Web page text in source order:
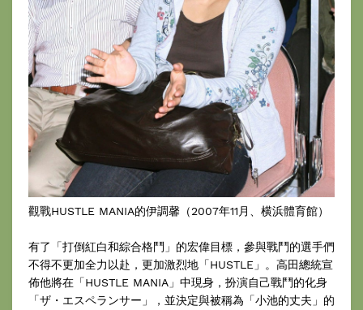
觀戰HUSTLE MANIA的伊調馨（2007年11月、横浜體育館）
有了「打倒紅白和綜合格鬥」的宏偉目標，參與戰鬥的選手們
不得不更加全力以赴，更加激烈地「HUSTLE」。高田總統宣
佈他將在「HUSTLE MANIA」中現身，扮演自己戰鬥的化身
「ザ・エスペランサー」，並決定與被稱為「小池的丈夫」的